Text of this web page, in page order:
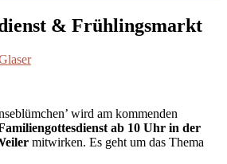
& Frühlingsmarkt
wird am kommenden
ab 10 Uhr in der
mitwirken. Es geht um das Thema